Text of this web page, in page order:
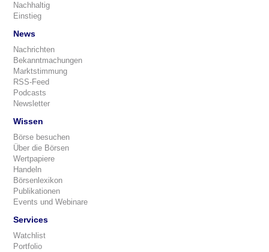
Nachhaltig
Einstieg
News
Nachrichten
Bekanntmachungen
Marktstimmung
RSS-Feed
Podcasts
Newsletter
Wissen
Börse besuchen
Über die Börsen
Wertpapiere
Handeln
Börsenlexikon
Publikationen
Events und Webinare
Services
Watchlist
Portfolio